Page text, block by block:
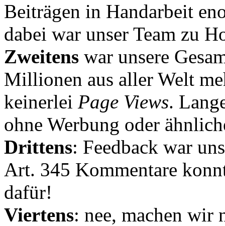
Beiträgen in Handarbeit
dabei war unser Team zu
Zweitens war unsere
Millionen aus aller Welt
keinerlei Page Views.
ohne Werbung oder
Drittens: Feedback war
Art. 345 Kommentare
dafür!
Viertens: nee, machen wir